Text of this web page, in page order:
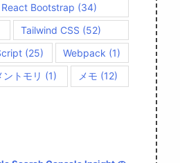
React Bootstrap (34)
Tailwind CSS (52)
(25) Webpack (1)
ントモリ (1) メモ (12)